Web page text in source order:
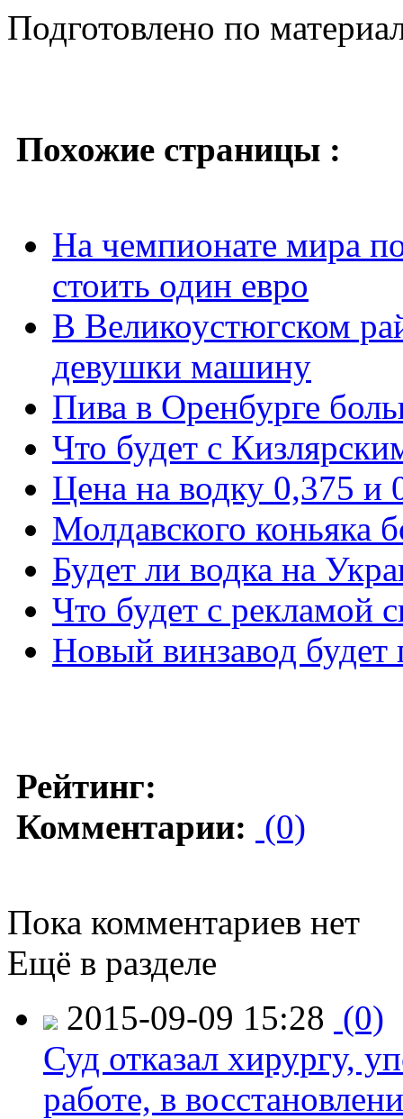
Подготовлено по
Похожие страницы :
На чемпионате мира
стоить один евро
В Великоустюгском
девушки машину
Пива в Оренбурге
Что будет с
Цена на водку 0,375 и
Молдавского коньяка
Будет ли водка на
Что будет с рекламой
Новый винзавод будет
Рейтинг:
Комментарии: (0)
Пока комментариев нет
Ещё в разделе
2015-09-09 15:28 (0)
Суд отказал хирургу,
работе, в